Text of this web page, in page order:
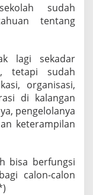
sudah
tentang
lagi sekadar
tetapi sudah
organisasi,
di kalangan
pengelolanya
keterampilan
bisa berfungsi
calon-calon